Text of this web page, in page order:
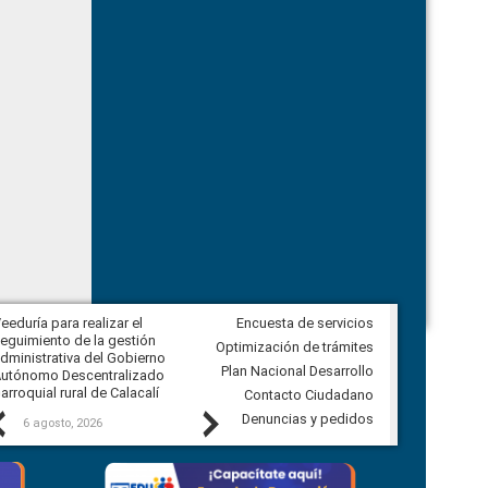
Previous
para realizar el
de la gestión
del Gobierno
Descentralizado
rural de Calacalí
6 agosto, 2026
Veeduría para vigilar los acuerdos,
derivados de la Audiencia Pública
comunidad Urbina, parroquia la
Carolina
5 agosto, 2026
Next
Encuesta de servicios
Optimización de trámites
Plan Nacional Desarrollo
Contacto Ciudadano
Denuncias y pedidos